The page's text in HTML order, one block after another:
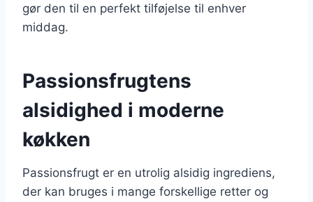
gør den til en perfekt tilføjelse til enhver
middag.
Passionsfrugtens
alsidighed i moderne
køkken
Passionsfrugt er en utrolig alsidig ingrediens,
der kan bruges i mange forskellige retter og